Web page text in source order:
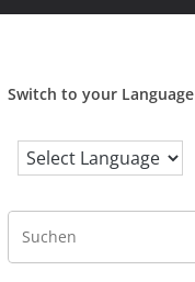
Switch to your Language